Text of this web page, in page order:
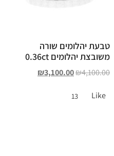
טבעת יהלומים שורה
משובצת יהלומים 0.36ct
₪4,100.00
₪3,100.00
Like
13